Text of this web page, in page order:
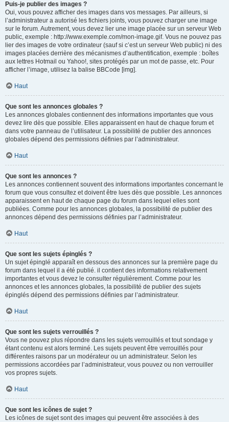
Puis-je publier des images ?
Oui, vous pouvez afficher des images dans vos messages. Par ailleurs, si
l’administrateur a autorisé les fichiers joints, vous pouvez charger une image
sur le forum. Autrement, vous devez lier une image placée sur un serveur Web
public, exemple : http://www.exemple.com/mon-image.gif. Vous ne pouvez pas
lier des images de votre ordinateur (sauf si c’est un serveur Web public) ni des
images placées derrière des mécanismes d’authentification, exemple : boîtes
aux lettres Hotmail ou Yahoo!, sites protégés par un mot de passe, etc. Pour
afficher l’image, utilisez la balise BBCode [img].
Haut
Que sont les annonces globales ?
Les annonces globales contiennent des informations importantes que vous
devez lire dès que possible. Elles apparaissent en haut de chaque forum et
dans votre panneau de l’utilisateur. La possibilité de publier des annonces
globales dépend des permissions définies par l’administrateur.
Haut
Que sont les annonces ?
Les annonces contiennent souvent des informations importantes concernant le
forum que vous consultez et doivent être lues dès que possible. Les annonces
apparaissent en haut de chaque page du forum dans lequel elles sont
publiées. Comme pour les annonces globales, la possibilité de publier des
annonces dépend des permissions définies par l’administrateur.
Haut
Que sont les sujets épinglés ?
Un sujet épinglé apparaît en dessous des annonces sur la première page du
forum dans lequel il a été publié. il contient des informations relativement
importantes et vous devez le consulter régulièrement. Comme pour les
annonces et les annonces globales, la possibilité de publier des sujets
épinglés dépend des permissions définies par l’administrateur.
Haut
Que sont les sujets verrouillés ?
Vous ne pouvez plus répondre dans les sujets verrouillés et tout sondage y
étant contenu est alors terminé. Les sujets peuvent être verrouillés pour
différentes raisons par un modérateur ou un administrateur. Selon les
permissions accordées par l’administrateur, vous pouvez ou non verrouiller
vos propres sujets.
Haut
Que sont les icônes de sujet ?
Les icônes de sujet sont des images qui peuvent être associées à des